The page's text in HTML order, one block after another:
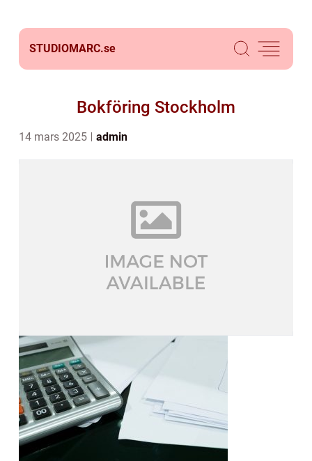
STUDIOMARC.se
Bokföring Stockholm
14 mars 2025 admin